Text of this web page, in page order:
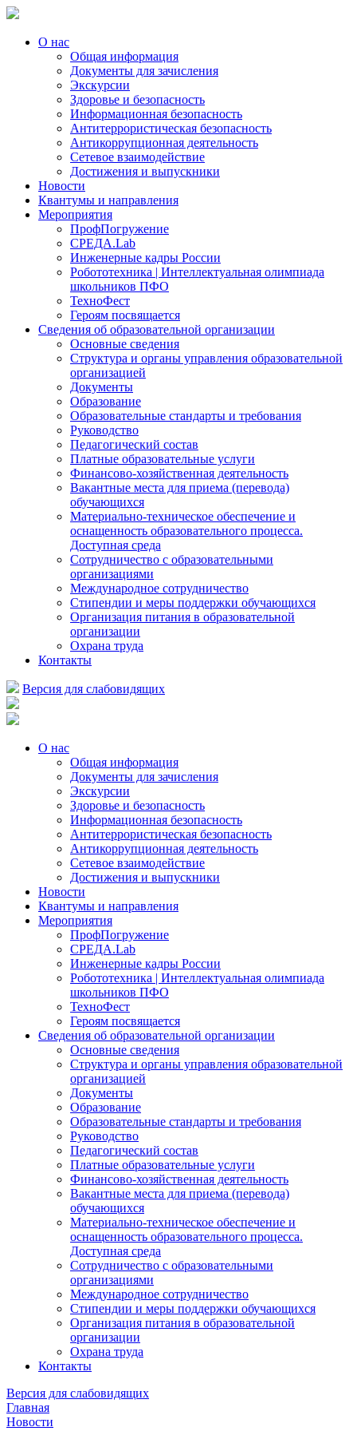
О нас
Общая информация
Документы для зачисления
Экскурсии
Здоровье и безопасность
Информационная безопасность
Антитеррористическая безопасность
Антикоррупционная деятельность
Сетевое взаимодействие
Достижения и выпускники
Новости
Квантумы и направления
Мероприятия
ПрофПогружение
СРЕДА.Lab
Инженерные кадры России
Робототехника | Интеллектуальная олимпиада
школьников ПФО
ТехноФест
Героям посвящается
Сведения об образовательной организации
Основные сведения
Структура и органы управления образовательной
организацией
Документы
Образование
Образовательные стандарты и требования
Руководство
Педагогический состав
Платные образовательные услуги
Финансово-хозяйственная деятельность
Вакантные места для приема (перевода)
обучающихся
Материально-техническое обеспечение и
оснащенность образовательного процесса.
Доступная среда
Сотрудничество с образовательными
организациями
Международное сотрудничество
Стипендии и меры поддержки обучающихся
Организация питания в образовательной
организации
Охрана труда
Контакты
Версия для слабовидящих
О нас
Общая информация
Документы для зачисления
Экскурсии
Здоровье и безопасность
Информационная безопасность
Антитеррористическая безопасность
Антикоррупционная деятельность
Сетевое взаимодействие
Достижения и выпускники
Новости
Квантумы и направления
Мероприятия
ПрофПогружение
СРЕДА.Lab
Инженерные кадры России
Робототехника | Интеллектуальная олимпиада
школьников ПФО
ТехноФест
Героям посвящается
Сведения об образовательной организации
Основные сведения
Структура и органы управления образовательной
организацией
Документы
Образование
Образовательные стандарты и требования
Руководство
Педагогический состав
Платные образовательные услуги
Финансово-хозяйственная деятельность
Вакантные места для приема (перевода)
обучающихся
Материально-техническое обеспечение и
оснащенность образовательного процесса.
Доступная среда
Сотрудничество с образовательными
организациями
Международное сотрудничество
Стипендии и меры поддержки обучающихся
Организация питания в образовательной
организации
Охрана труда
Контакты
Версия для слабовидящих
Главная
Новости